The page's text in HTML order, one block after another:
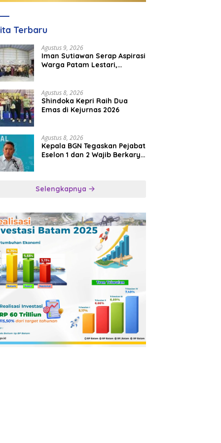
Terbaru
Agustus 9, 2026
Iman Sutiawan Serap Aspirasi
Warga Patam Lestari,
Agustus 8, 2026
Shindoka Kepri Raih Dua
Emas di Kejurnas 2026
Agustus 8, 2026
Kepala BGN Tegaskan Pejabat
Eselon 1 dan 2 Wajib Berkarya
Selengkapnya